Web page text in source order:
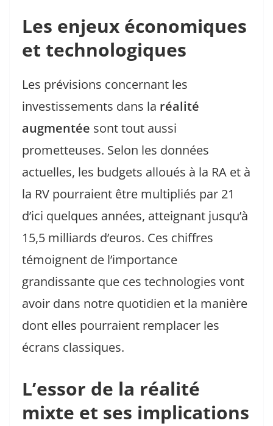
Les enjeux économiques
et technologiques
Les prévisions concernant les
investissements dans la réalité
augmentée sont tout aussi
prometteuses. Selon les données
actuelles, les budgets alloués à la RA et à
la RV pourraient être multipliés par 21
d’ici quelques années, atteignant jusqu’à
15,5 milliards d’euros. Ces chiffres
témoignent de l’importance
grandissante que ces technologies vont
avoir dans notre quotidien et la manière
dont elles pourraient remplacer les
écrans classiques.
L’essor de la réalité
mixte et ses implications